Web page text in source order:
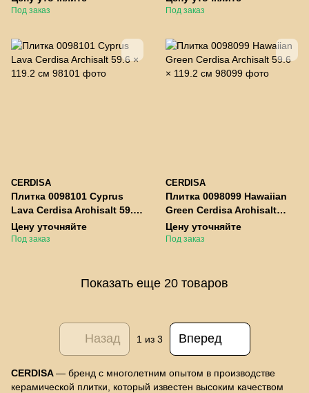
Под заказ Под заказ
CERDISA
Плитка 0098101 Cyprus
Lava Cerdisa Archisalt 59.6
× 119.2 см
Цену уточняйте
Под заказ
CERDISA
Плитка 0098099 Hawaiian
Green Cerdisa Archisalt
59.6 × 119.2 см
Цену уточняйте
Под заказ
Показать еще 20 товаров
Назад 1 из 3 Вперед
CERDISA— бренд с многолетним опытом в производстве
керамической плитки, который известен высоким качеством